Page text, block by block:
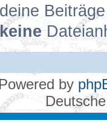
keine
Powered by